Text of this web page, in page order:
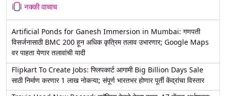
नक्की वाचाच
Artificial Ponds for Ganesh Immersion in Mumbai: गणपती
विसर्जनासाठी BMC 200 हून अधिक कृत्रिम तलाव उभारणार; Google Maps
वर पाहता येणार तलावांची यादी
Flipkart To Create Jobs: फ्लिपकार्ट आगामी Big Billion Days Sale
साठी निर्माण करणार 1 लाख नोकऱ्या; संपूर्ण भारतभर होणार पूर्ती केंद्रांचा विस्तार